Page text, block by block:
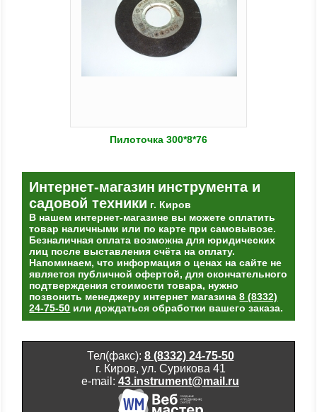
Пилоточка 300*8*76
Интернет-магазин инструмента и
садовой техники г. Киров
В нашем интернет-магазине вы можете оплатить
товар наличными или по карте при самовывозе.
Безналичная оплата возможна для юридических
лиц после выставления счёта на оплату.
Напоминаем, что информация о ценах на сайте не
является публичной офертой, для окончательного
подтверждения стоимости товара, нужно
позвонить менеджеру интернет магазина8 (8332)
24-75-50 или дождаться обработки вашего заказа.
Тел(факс): 8 (8332) 24-75-50
г. Киров, ул. Сурикова 41
e-mail: 43.instrument@mail.ru